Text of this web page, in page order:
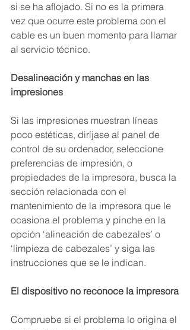
si se ha aflojado. Si no es la primera
vez que ocurre este problema con el
cable es un buen momento para llamar
al servicio técnico.
Desalineación y manchas en las
impresiones
Si las impresiones muestran líneas
poco estéticas, diríjase al panel de
control de su ordenador, seleccione
preferencias de impresión, o
propiedades de la impresora, busca la
sección relacionada con el
mantenimiento de la impresora que le
ocasiona el problema y pinche en la
opción ‘alineación de cabezales’ o
‘limpieza de cabezales’ y siga las
instrucciones que se le indican.
El dispositivo no reconoce la impresora
Compruebe si el problema lo origina el